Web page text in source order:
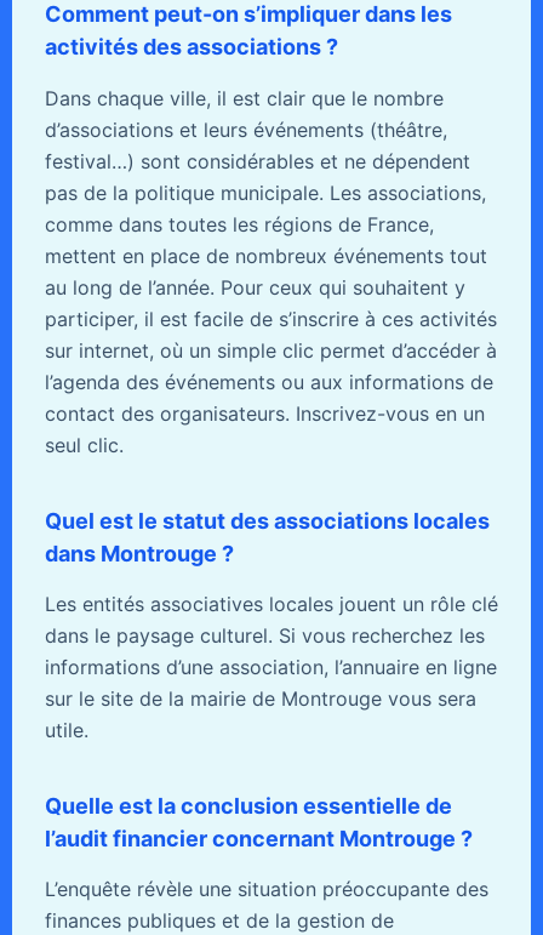
Comment peut-on s’impliquer dans les
activités des associations ?
Dans chaque ville, il est clair que le nombre
d’associations et leurs événements (théâtre,
festival…) sont considérables et ne dépendent
pas de la politique municipale. Les associations,
comme dans toutes les régions de France,
mettent en place de nombreux événements tout
au long de l’année. Pour ceux qui souhaitent y
participer, il est facile de s’inscrire à ces activités
sur internet, où un simple clic permet d’accéder à
l’agenda des événements ou aux informations de
contact des organisateurs. Inscrivez-vous en un
seul clic.
Quel est le statut des associations locales
dans Montrouge ?
Les entités associatives locales jouent un rôle clé
dans le paysage culturel. Si vous recherchez les
informations d’une association, l’annuaire en ligne
sur le site de la mairie de Montrouge vous sera
utile.
Quelle est la conclusion essentielle de
l’audit financier concernant Montrouge ?
L’enquête révèle une situation préoccupante des
finances publiques et de la gestion de